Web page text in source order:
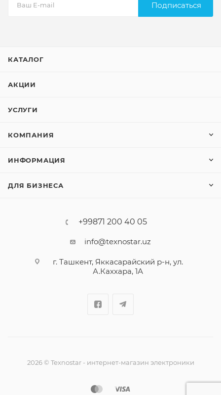
Подписаться
КАТАЛОГ
АКЦИИ
УСЛУГИ
КОМПАНИЯ
ИНФОРМАЦИЯ
ДЛЯ БИЗНЕСА
+99871 200 40 05
info@texnostar.uz
г. Ташкент, Яккасарайский р-н, ул.
А.Каххара, 1А
2026© Texnostar - интернет-магазин электроники